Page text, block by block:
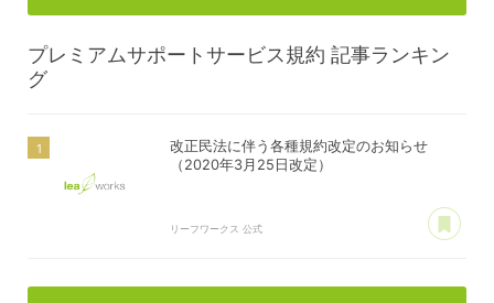
プレミアムサポートサービス規約 記事ランキン
グ
改正民法に伴う各種規約改定のお知らせ
（2020年3月25日改定）
リーフワークス 公式